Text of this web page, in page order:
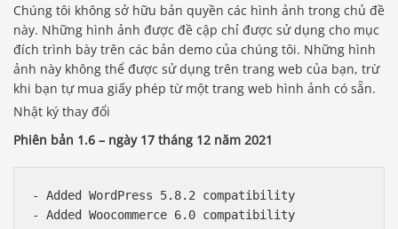
Chúng tôi không sở hữu bản quyền các hình ảnh trong chủ đề
này. Những hình ảnh được đề cập chỉ được sử dụng cho mục
đích trình bày trên các bản demo của chúng tôi. Những hình
ảnh này không thể được sử dụng trên trang web của bạn, trừ
khi bạn tự mua giấy phép từ một trang web hình ảnh có sẵn.
Nhật ký thay đổi
Phiên bản 1.6 – ngày 17 tháng 12 năm 2021
- Added WordPress 5.8.2 compatibility
- Added Woocommerce 6.0 compatibility